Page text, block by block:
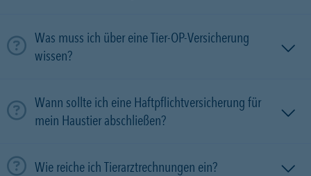
Was muss ich über eine Tier-OP-Versicherung
wissen?
Wann sollte ich eine Haftpflichtversicherung für
mein Haustier abschließen?
Wie reiche ich Tierarztrechnungen ein?